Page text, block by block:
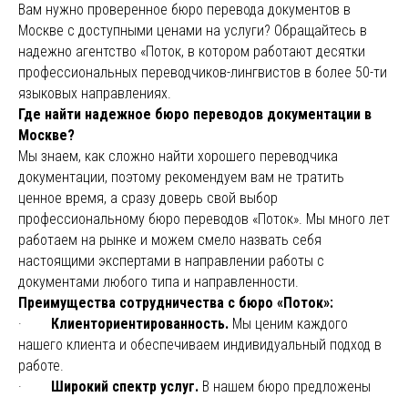
Вам нужно проверенное бюро перевода документов в
Москве с доступными ценами на услуги? Обращайтесь в
надежно агентство «Поток, в котором работают десятки
профессиональных переводчиков-лингвистов в более 50-ти
языковых направлениях.
Где найти надежное бюро переводов документации в
Москве?
Мы знаем, как сложно найти хорошего переводчика
документации, поэтому рекомендуем вам не тратить
ценное время, а сразу доверь свой выбор
профессиональному бюро переводов «Поток». Мы много лет
работаем на рынке и можем смело назвать себя
настоящими экспертами в направлении работы с
документами любого типа и направленности.
Преимущества сотрудничества с бюро «Поток»:
· Клиенториентированность. Мы ценим каждого
нашего клиента и обеспечиваем индивидуальный подход в
работе.
· Широкий спектр услуг. В нашем бюро предложены